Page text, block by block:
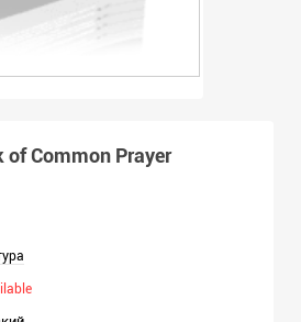
of Common Prayer